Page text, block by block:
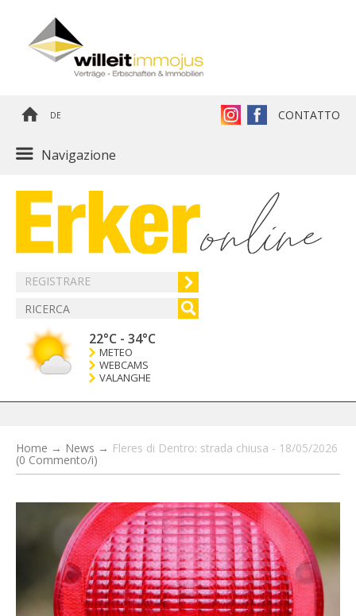
DE CONTATTO
Navigazione
REGISTRARE
22°C - 34°C
METEO
WEBCAMS
VALANGHE
Home → News → Fleres di Dentro: strada chiusa - 18/05/2026
(0 Commento/i)